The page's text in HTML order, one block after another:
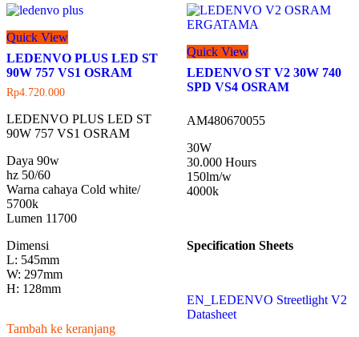
Quick View
LEDENVO PLUS LED ST
90W 757 VS1 OSRAM
Rp4.720.000
LEDENVO PLUS LED ST
90W 757 VS1 OSRAM
Daya 90w
hz 50/60
Warna cahaya Cold white/
5700k
Lumen 11700
Dimensi
L: 545mm
W: 297mm
H: 128mm
Tambah ke keranjang
Quick View
LEDENVO ST V2 30W 740
SPD VS4 OSRAM
AM480670055
30W
30.000 Hours
150lm/w
4000k
Specification Sheets
EN_LEDENVO Streetlight V2
Datasheet